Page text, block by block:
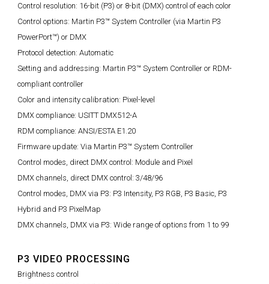
Control resolution: 16-bit (P3) or 8-bit (DMX) control of each color
Control options: Martin P3™ System Controller (via Martin P3
PowerPort™) or DMX
Protocol detection: Automatic
Setting and addressing: Martin P3™ System Controller or RDM-
compliant controller
Color and intensity calibration: Pixel-level
DMX compliance: USITT DMX512-A
RDM compliance: ANSI/ESTA E1.20
Firmware update: Via Martin P3™ System Controller
Control modes, direct DMX control: Module and Pixel
DMX channels, direct DMX control: 3/48/96
Control modes, DMX via P3: P3 Intensity, P3 RGB, P3 Basic, P3
Hybrid and P3 PixelMap
DMX channels, DMX via P3: Wide range of options from 1 to 99
P3 VIDEO PROCESSING
Brightness control